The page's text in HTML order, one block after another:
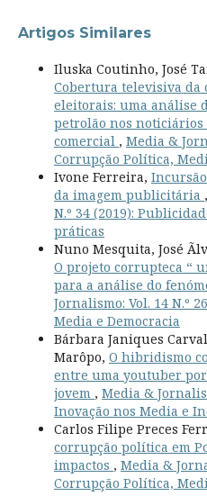
Artigos Similares
Iluska Coutinho, José
Cobertura televisiva da
eleitorais: uma análise
petrolão nos noticiários
comercial , Media &
Corrupção Política,
Ivone Ferreira,
da imagem publicitária ,
N.º 34 (2019):
práticas
Nuno Mesquita, José
O projeto corrupteca “
para a análise do
Jornalismo: Vol. 14 N.º
Media e Democracia
Bárbara Janiques
Marôpo, O hibridismo
entre uma youtuber
jovem , Media &
Inovação nos Media e
Carlos Filipe Preces
corrupção política em
impactos , Media &
Corrupção Política,